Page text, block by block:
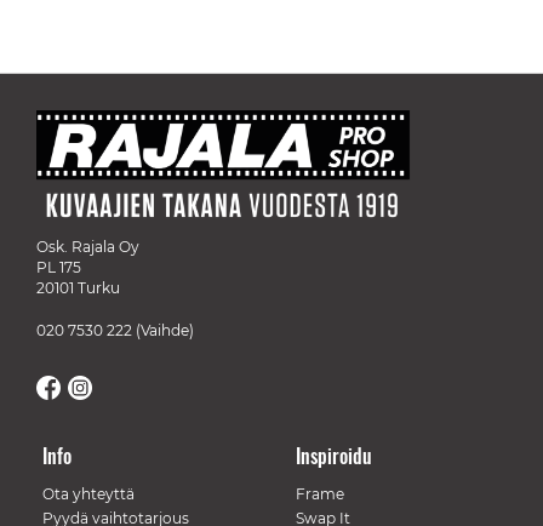
Osk. Rajala Oy
PL 175
20101 Turku
020 7530 222 (Vaihde)
Info
Ota yhteyttä
Pyydä vaihtotarjous
Inspiroidu
Frame
Swap It